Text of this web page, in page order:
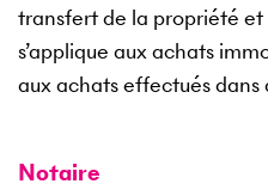
transfert de la propriété et
s’applique aux achats
aux achats effectués dans
Notaire